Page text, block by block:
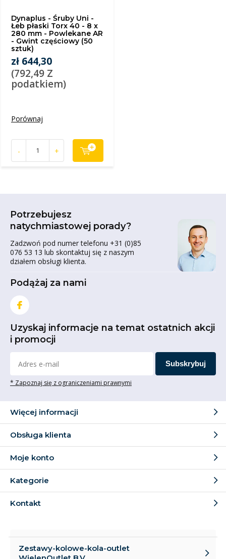
Dynaplus - Śruby Uni -
Łeb płaski Torx 40 - 8 x
280 mm - Powlekane AR
- Gwint częściowy (50
sztuk)
zł 644,30
(792,49 Z
podatkiem)
Porównaj
- +
Potrzebujesz
natychmiastowej porady?
Zadzwoń pod numer telefonu +31 (0)85
076 53 13 lub skontaktuj się z naszym
działem obsługi klienta.
Podążaj za nami
Uzyskaj informacje na temat ostatnich akcji
i promocji
Subskrybuj
* Zapoznaj się z ograniczeniami prawnymi
Więcej informacji
Obsługa klienta
Moje konto
Kategorie
Kontakt
Zestawy-kolowe-kola-outlet